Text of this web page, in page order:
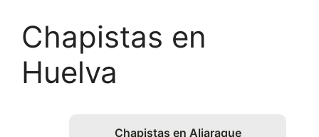
Chapistas en
Huelva
Chapistas en Aljaraque